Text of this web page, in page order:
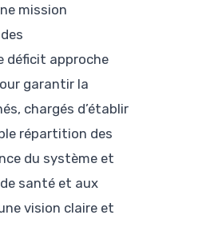
mission
déficit approche
garantir la
chargés d’établir
répartition des
du système et
santé et aux
vision claire et